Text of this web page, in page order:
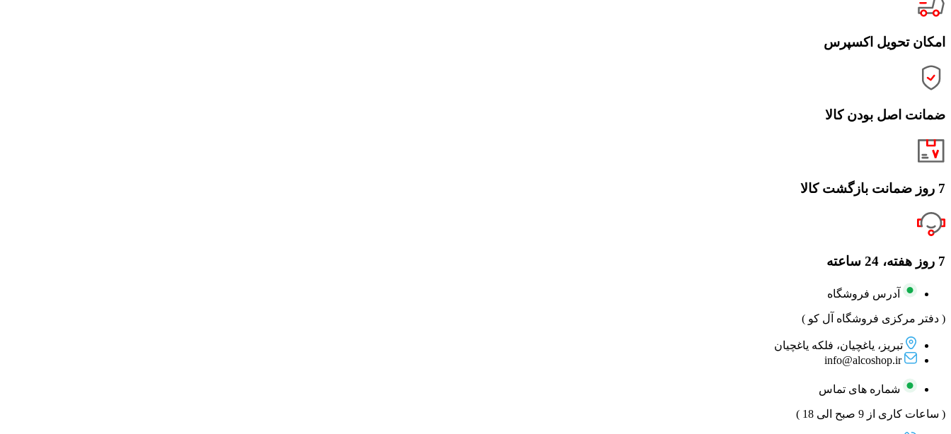
امکان تحویل اکسپرس
ضمانت اصل بودن کالا
7 روز ضمانت بازگشت کالا
7 روز هفته، 24 ساعته
آدرس فروشگاه
( دفتر مرکزی فروشگاه آل کو )
تبریز، یاغچیان، فلکه یاغچیان
info@alcoshop.ir
شماره های تماس
( ساعات کاری از 9 صبح الی 18 )